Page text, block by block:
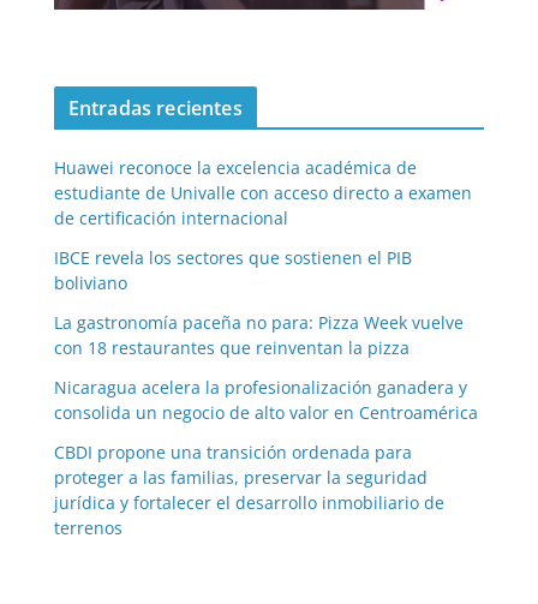
Entradas recientes
Huawei reconoce la excelencia académica de
estudiante de Univalle con acceso directo a examen
de certificación internacional
IBCE revela los sectores que sostienen el PIB
boliviano
La gastronomía paceña no para: Pizza Week vuelve
con 18 restaurantes que reinventan la pizza
Nicaragua acelera la profesionalización ganadera y
consolida un negocio de alto valor en Centroamérica
CBDI propone una transición ordenada para
proteger a las familias, preservar la seguridad
jurídica y fortalecer el desarrollo inmobiliario de
terrenos